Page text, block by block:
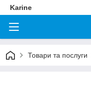
Karine
Товари та послуги